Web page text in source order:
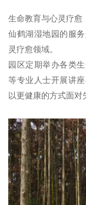
生命教育与心灵疗愈
仙鹤湖湿地园的服
灵疗愈领域。
园区定期举办各类
等专业人士开展讲
以更健康的方式面对